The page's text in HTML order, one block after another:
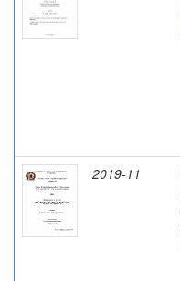
2019-11